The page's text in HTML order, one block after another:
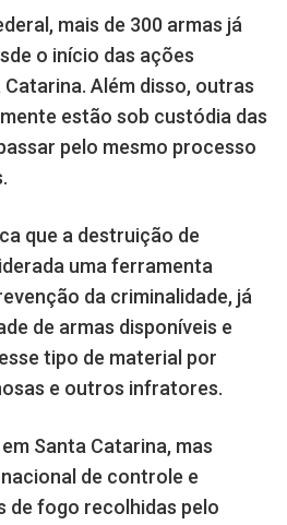
mais de 300 armas já
o início das ações
Além disso, outras
estão sob custódia das
pelo mesmo processo
que a destruição de
uma ferramenta
da criminalidade, já
de armas disponíveis e
tipo de material por
e outros infratores.
Santa Catarina, mas
de controle e
de fogo recolhidas pelo